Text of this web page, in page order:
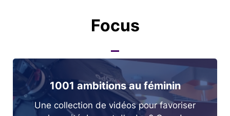
Focus
1001 ambitions au féminin
Une collection de vidéos pour favoriser